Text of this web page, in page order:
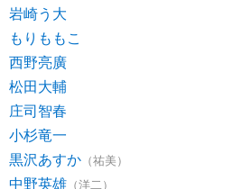
岩崎う大
もりももこ
西野亮廣
松田大輔
庄司智春
小杉竜一
黒沢あすか （祐美）
中野英雄 （洋二）